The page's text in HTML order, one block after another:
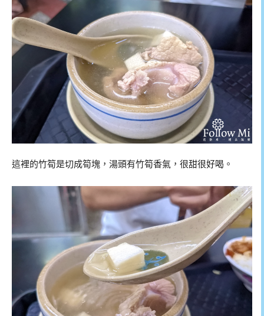
這裡的竹筍是切成筍塊，湯頭有竹筍香氣，很甜很好喝。